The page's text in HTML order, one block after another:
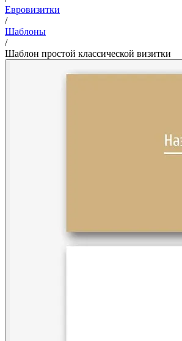
Евровизитки
/
Шаблоны
/
Шаблон простой классической визитки